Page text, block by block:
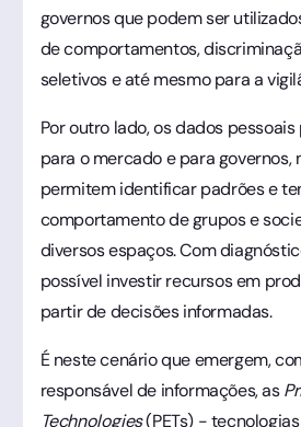
governos que podem ser
de comportamentos,
seletivos e até mesmo para a
Por outro lado, os dados
para o mercado e para governos,
permitem identificar padrões e
comportamento de grupos e
diversos espaços. Com
possível investir recursos em
partir de decisões informadas.
É neste cenário que emergem,
responsável de informações, as
Technologies(PETs) -